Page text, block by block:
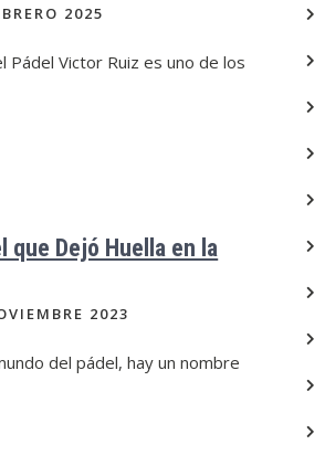
2025
Pádel Victor Ruiz es uno de los
que Dejó Huella en la
2023
del pádel, hay un nombre